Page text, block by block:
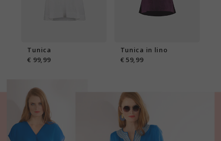
Tunica
€ 99,99
Tunica in lino
€ 59,99